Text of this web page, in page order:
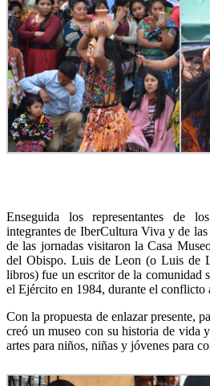
Enseguida los representantes de
integrantes de IberCultura Viva y de
de las jornadas visitaron la Casa
del Obispo. Luis de Leon (o Luis de
libros) fue un escritor de la comunidad
el Ejército en 1984, durante el conflicto
Con la propuesta de enlazar presente,
creó un museo con su historia de vida
artes para niños, niñas y jóvenes para